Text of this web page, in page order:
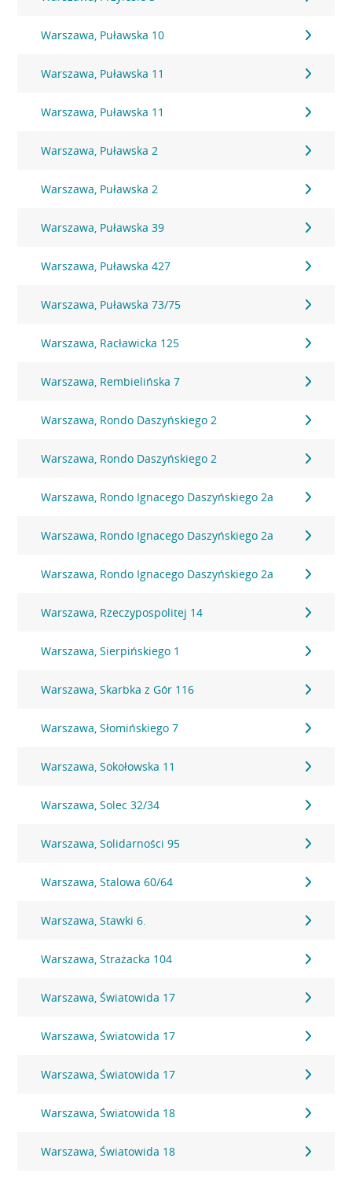
Warszawa, Puławska 10
Warszawa, Puławska 11
Warszawa, Puławska 11
Warszawa, Puławska 2
Warszawa, Puławska 2
Warszawa, Puławska 39
Warszawa, Puławska 427
Warszawa, Puławska 73/75
Warszawa, Racławicka 125
Warszawa, Rembielińska 7
Warszawa, Rondo Daszyńskiego 2
Warszawa, Rondo Daszyńskiego 2
Warszawa, Rondo Ignacego Daszyńskiego 2a
Warszawa, Rondo Ignacego Daszyńskiego 2a
Warszawa, Rondo Ignacego Daszyńskiego 2a
Warszawa, Rzeczypospolitej 14
Warszawa, Sierpińskiego 1
Warszawa, Skarbka z Gór 116
Warszawa, Słomińskiego 7
Warszawa, Sokołowska 11
Warszawa, Solec 32/34
Warszawa, Solidarności 95
Warszawa, Stalowa 60/64
Warszawa, Stawki 6.
Warszawa, Strażacka 104
Warszawa, Światowida 17
Warszawa, Światowida 17
Warszawa, Światowida 17
Warszawa, Światowida 18
Warszawa, Światowida 18